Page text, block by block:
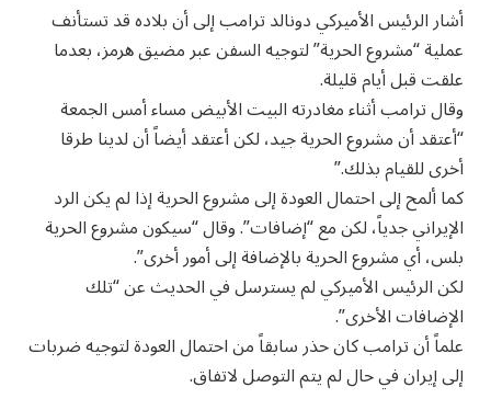
أشار الرئيس الأميركي دونالد ترامب إلى أن بلاده قد تستأنف
عملية “مشروع الحرية” لتوجيه السفن عبر مضيق هرمز، بعدما
علقت قبل أيام قليلة.
وقال ترامب أثناء مغادرته البيت الأبيض مساء أمس الجمعة
“أعتقد أن مشروع الحرية جيد، لكن أعتقد أيضاً أن لدينا طرقا
أخرى للقيام بذلك.”
كما ألمح إلى احتمال العودة إلى مشروع الحرية إذا لم يكن الرد
الإيراني جدياً، لكن مع “إضافات”. وقال “سيكون مشروع الحرية
بلس، أي مشروع الحرية بالإضافة إلى أمور أخرى”.
لكن الرئيس الأميركي لم يسترسل في الحديث عن “تلك
الإضافات الأخرى”.
علماً أن ترامب كان حذر سابقاً من احتمال العودة لتوجيه ضربات
إلى إيران في حال لم يتم التوصل لاتفاق.